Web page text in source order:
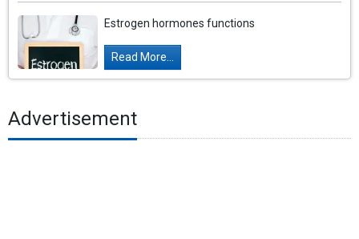
Estrogen hormones functions
Read More...
Advertisement